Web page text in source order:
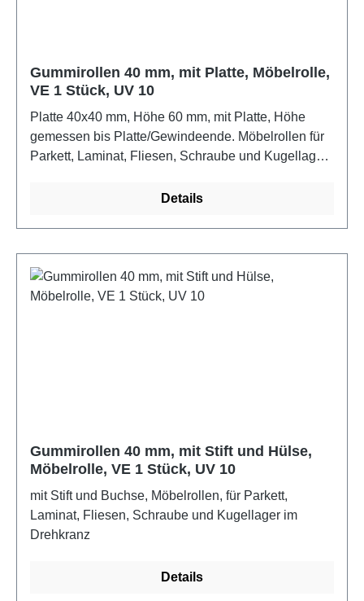
Gummirollen 40 mm, mit Platte, Möbelrolle,
VE 1 Stück, UV 10
Platte 40x40 mm, Höhe 60 mm, mit Platte, Höhe
gemessen bis Platte/Gewindeende. Möbelrollen für
Parkett, Laminat, Fliesen, Schraube und Kugellager
Details
Gummirollen 40 mm, mit Stift und Hülse,
Möbelrolle, VE 1 Stück, UV 10
mit Stift und Buchse, Möbelrollen, für Parkett,
Laminat, Fliesen, Schraube und Kugellager im
Drehkranz
Details